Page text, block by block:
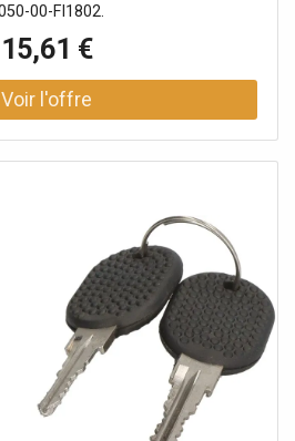
00-FI1802.
15,61 €